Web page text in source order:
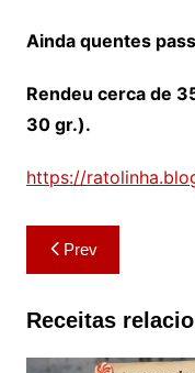
Ainda quentes
Rendeu cerca de
30 gr.).
https://
Navegação
de
artigos
Prev
Receitas